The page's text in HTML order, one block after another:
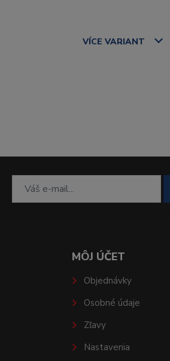
VÍCE VARIANT
MÔJ ÚČET
Objednávky
Osobné údaje
Zľavy
Nastavenia